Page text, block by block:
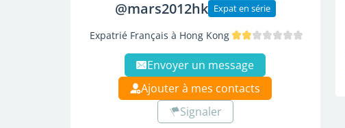
@mars2012hk Expat en série
Expatrié Français à Hong Kong
Envoyer un message
Ajouter à mes contacts
Signaler